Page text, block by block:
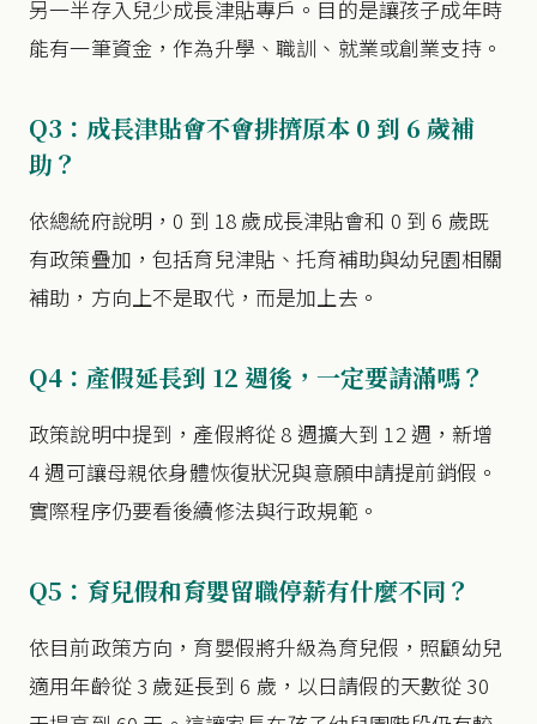
另一半存入兒少成長津貼專戶。目的是讓孩子成年時
能有一筆資金，作為升學、職訓、就業或創業支持。
Q3：成長津貼會不會排擠原本 0 到 6 歲補
助？
依總統府說明，0 到 18 歲成長津貼會和 0 到 6 歲既
有政策疊加，包括育兒津貼、托育補助與幼兒園相關
補助，方向上不是取代，而是加上去。
Q4：產假延長到 12 週後，一定要請滿嗎？
政策說明中提到，產假將從 8 週擴大到 12 週，新增
4 週可讓母親依身體恢復狀況與意願申請提前銷假。
實際程序仍要看後續修法與行政規範。
Q5：育兒假和育嬰留職停薪有什麼不同？
依目前政策方向，育嬰假將升級為育兒假，照顧幼兒
適用年齡從 3 歲延長到 6 歲，以日請假的天數從 30